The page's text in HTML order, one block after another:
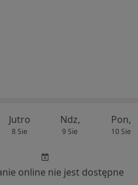
Jutro
8 Sie
Ndz,
9 Sie
Pon,
10 Sie
online nie jest dostępne